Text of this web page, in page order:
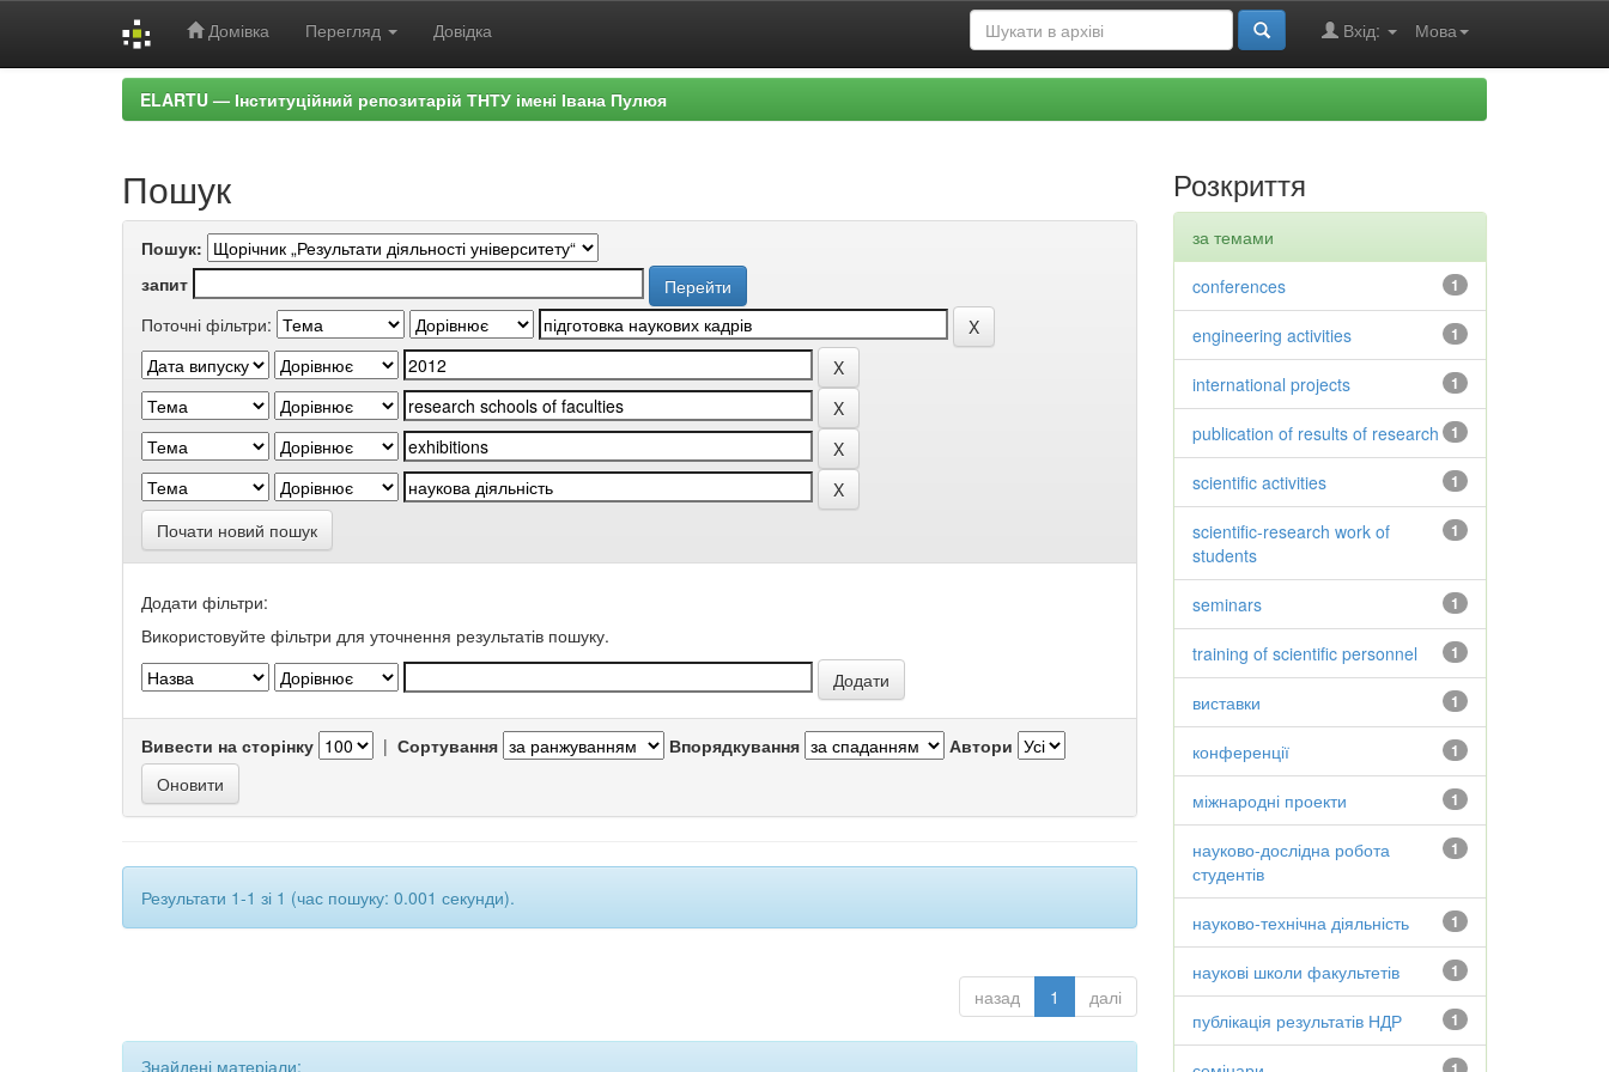
Домівка Перегляд Довідка Мова
Вхід:
ELARTU — Інституційний репозитарій ТНТУ імені Івана Пулюя
Пошук
Пошук:
запит
Поточні фільтри:
Почати новий пошук
Додати фільтри:
Використовуйте фільтри для уточнення результатів пошуку.
Вивести на сторінку | Сортування Впорядкування Автори
Результати 1-1 зі 1 (час пошуку: 0.001 секунди).
назад 1 далі
Знайдені матеріали:
Розкриття
за темами
1
conferences
1
engineering activities
1
international projects
1
publication of results of research
1
scientific activities
1
scientific-research work of
students
1
seminars
1
training of scientific personnel
1
виставки
1
конференції
1
міжнародні проекти
1
науково-дослідна робота
студентів
1
науково-технічна діяльність
1
наукові школи факультетів
1
публікація результатів НДР